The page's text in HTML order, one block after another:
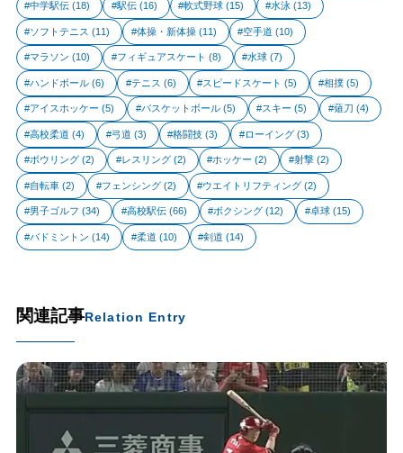
中学駅伝 (18) 駅伝(16) 軟式野球 (15) 水泳 (13)
ソフトテニス (11) 体操・新体操(11) 空手道 (10)
マラソン (10) フィギュアスケート (8) 水球 (7)
ハンドボール (6) テニス (6) スピードスケート (5) 相撲(5)
アイスホッケー (5) バスケットボール(5) スキー (5) 薙刀 (4)
高校柔道 (4) 弓道 (3) 格闘技 (3) ローイング(3)
ボウリング (2) レスリング(2) ホッケー (2) 射撃(2)
自転車 (2) フェンシング(2) ウエイトリフティング (2)
男子ゴルフ (34) 高校駅伝(66) ボクシング (12) 卓球(15)
バドミントン (14) 柔道 (10) 剣道 (14)
関連記事Relation Entry